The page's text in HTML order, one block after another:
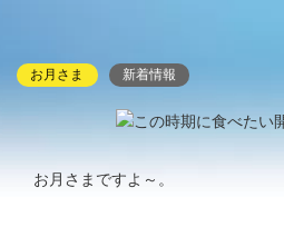
お月さま 新着情報
お月さまですよ～。